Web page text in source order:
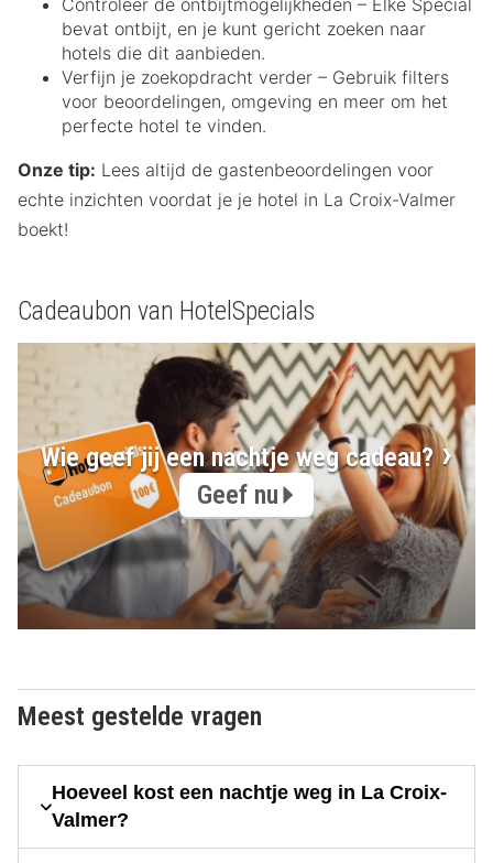
Controleer de ontbijtmogelijkheden – Elke Special
bevat ontbijt, en je kunt gericht zoeken naar
hotels die dit aanbieden.
Verfijn je zoekopdracht verder – Gebruik filters
voor beoordelingen, omgeving en meer om het
perfecte hotel te vinden.
Onze tip: Lees altijd de gastenbeoordelingen voor
echte inzichten voordat je je hotel in La Croix-Valmer
boekt!
Cadeaubon van HotelSpecials
Wie geef jij een nachtje weg cadeau?
Geef nu
Meest gestelde vragen
Hoeveel kost een nachtje weg in La Croix-
Valmer?